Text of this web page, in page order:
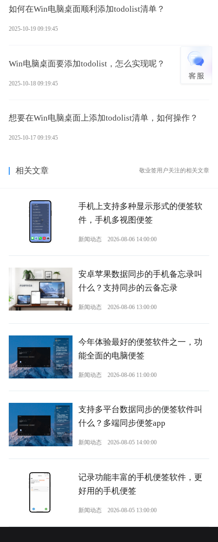
如何在Win电脑桌面顺利添加todolist清单？
2025-10-19 09:19:45
Win电脑桌面要添加todolist，怎么实现呢？
2025-10-18 09:19:45
想要在Win电脑桌面上添加todolist清单，如何操作？
2025-10-17 09:19:45
相关文章 敬业签用户关注的相关文章
手机上支持多种显示形式的便签软
件，手机多视图便签
新闻动态 2026-08-06 14:00:00
安卓苹果数据同步的手机备忘录叫
什么？支持同步的云备忘录
新闻动态 2026-08-06 13:00:00
今年体验最好的便签软件之一，功
能全面的电脑便签
新闻动态 2026-08-06 11:00:00
支持多平台数据同步的便签软件叫
什么？多端同步便签app
新闻动态 2026-08-05 14:00:00
记录功能丰富的手机便签软件，更
好用的手机便签
新闻动态 2026-08-05 13:00:00